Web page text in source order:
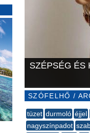
SZÉPSÉG ÉS
SZÓFELHŐ /
tüzet durmoló éjjel
nagyszínpadot